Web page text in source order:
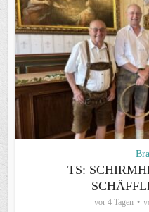
TS:
vor 4 Tagen